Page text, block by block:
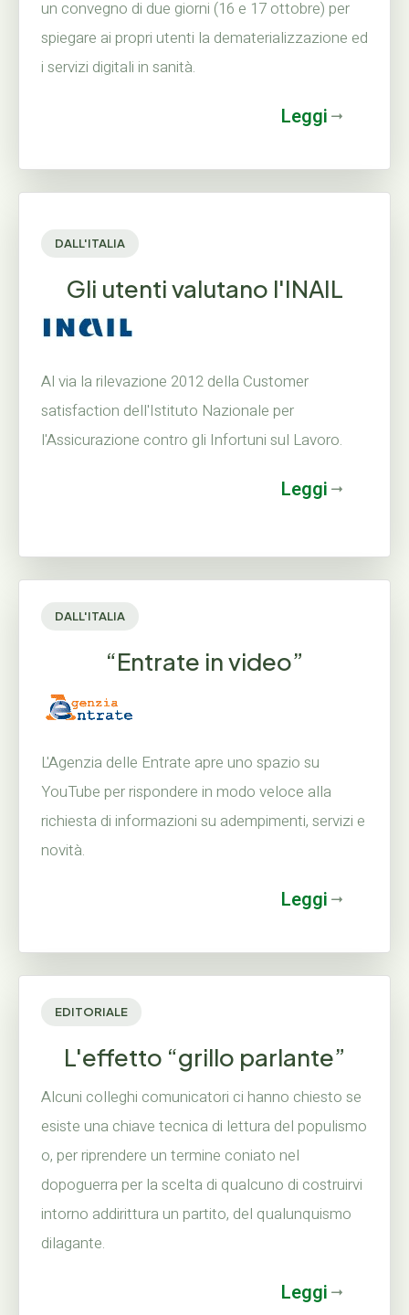
un convegno di due giorni (16 e 17 ottobre) per
spiegare ai propri utenti la dematerializzazione ed
i servizi digitali in sanità.
Leggi
DALL'ITALIA
Gli utenti valutano l'INAIL
Al via la rilevazione 2012 della Customer
satisfaction dell'Istituto Nazionale per
l'Assicurazione contro gli Infortuni sul Lavoro.
Leggi
DALL'ITALIA
“Entrate in video”
L'Agenzia delle Entrate apre uno spazio su
YouTube per rispondere in modo veloce alla
richiesta di informazioni su adempimenti, servizi e
novità.
Leggi
EDITORIALE
L'effetto “grillo parlante”
Alcuni colleghi comunicatori ci hanno chiesto se
esiste una chiave tecnica di lettura del populismo
o, per riprendere un termine coniato nel
dopoguerra per la scelta di qualcuno di costruirvi
intorno addirittura un partito, del qualunquismo
dilagante.
Leggi